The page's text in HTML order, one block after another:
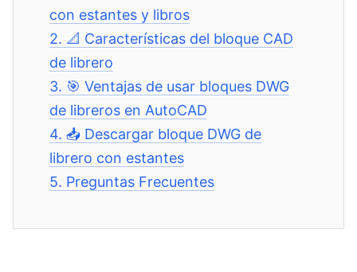
con estantes y libros
2. 📐 Características del bloque CAD
de librero
3. 🎯 Ventajas de usar bloques DWG
de libreros en AutoCAD
4.📥 Descargar bloque DWG de
librero con estantes
5. Preguntas Frecuentes